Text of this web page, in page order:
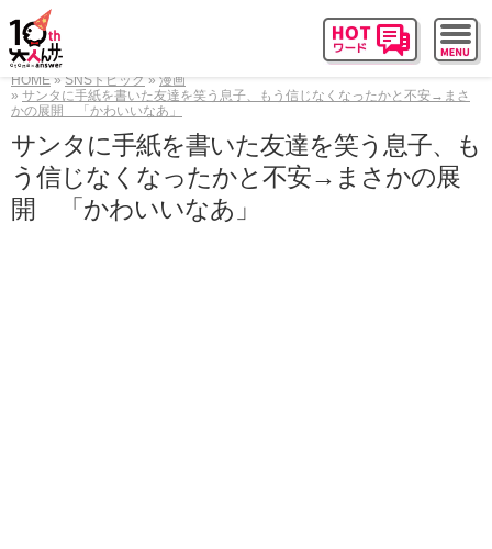
HOME SNSトピック
漫画
サンタに手紙を書いた友達を笑う息子、もう信じなくなったかと不安→まさ
かの展開 「かわいいなあ」
サンタに手紙を書いた友達を笑う息子、も
う信じなくなったかと不安→まさかの展
開 「かわいいなあ」